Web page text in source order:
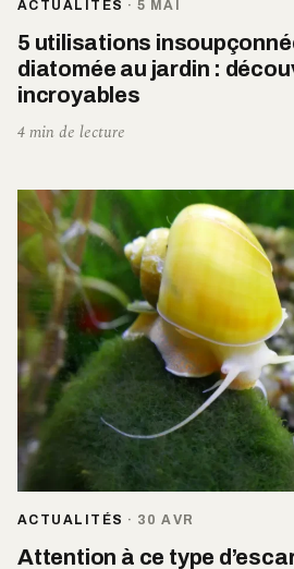
ACTUALITÉS · 5 MAI
5 utilisations
diatomée au jardin :
incroyables
4 min de lecture
ACTUALITÉS · 30 AVR
Attention à ce type